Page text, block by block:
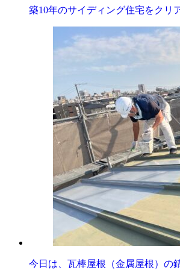
築10年のサイディング住宅をクリ
今日は、瓦棒屋根（金属屋根）の